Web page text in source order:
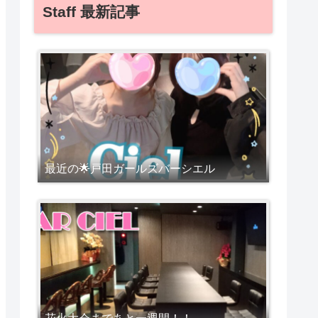
Staff 最新記事
最近の🌟戸田ガールズバーシエル